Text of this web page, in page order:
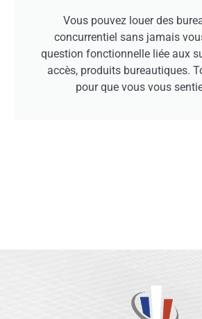
Vous pouvez louer des
concurrentiel sans jamais
question fonctionnelle liée aux
accès, produits bureautiques.
pour que vous vous